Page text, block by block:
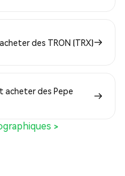
des TRON (TRX)
acheter des Pepe
>